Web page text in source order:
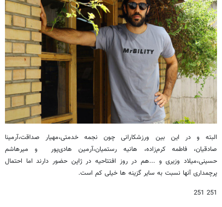
البته و در این بین ورزشکارانی چون نجمه خدمتی،مهیار صداقت،آرمینا
صادقیان، فاطمه کرم‌زاده، هانیه رستمیان،آرمین هادی‌پور و میرهاشم
حسینی،میلاد وزیری و ...هم در روز افتتاحیه در ژاپن حضور دارند اما احتمال
پرچمداری آنها نسبت به سایر گزینه ها خیلی کم است.
251 251